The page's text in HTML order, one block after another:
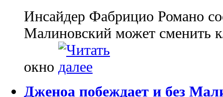
Инсайдер Фабрицио Романо
Малиновский может сменить
окно
Дженоа побеждает и без